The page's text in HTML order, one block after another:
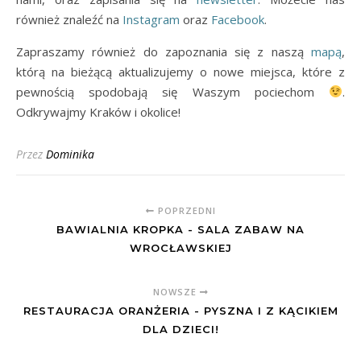
również znaleźć na Instagram oraz Facebook.
Zapraszamy również do zapoznania się z naszą mapą,
którą na bieżącą aktualizujemy o nowe miejsca, które z
pewnością spodobają się Waszym pociechom
.
Odkrywajmy Kraków i okolice!
Przez Dominika
POPRZEDNI
BAWIALNIA KROPKA - SALA ZABAW NA
WROCŁAWSKIEJ
NOWSZE
RESTAURACJA ORANŻERIA - PYSZNA I Z KĄCIKIEM
DLA DZIECI!